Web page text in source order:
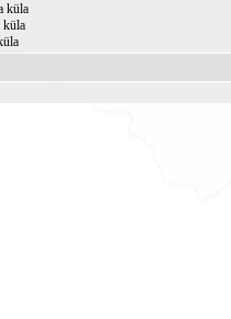
küla
küla